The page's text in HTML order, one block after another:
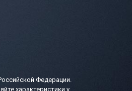
Федерации.
характеристики у